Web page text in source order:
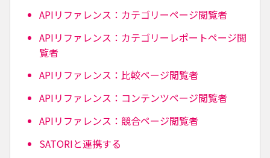
APIリファレンス：カテゴリーページ閲覧者
APIリファレンス：カテゴリーレポートページ閲
覧者
APIリファレンス：比較ページ閲覧者
APIリファレンス：コンテンツページ閲覧者
APIリファレンス：競合ページ閲覧者
SATORIと連携する